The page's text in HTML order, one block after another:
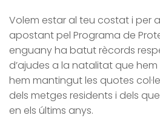
Volem estar al teu costat i per
apostant pel Programa de
enguany ha batut rècords
d’ajudes a la natalitat que
hem mantingut les quotes
dels metges residents i dels
en els últims anys.